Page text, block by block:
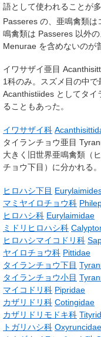
語として使われることが
Passeres の、亜鳴禽類は
鳴禽類は Passeres 以外
Menurae を含めないのが
イワサザイ亜目
1科のみ。スズメ目の中
Acanthistiides としてタイ
ることもあった。
イワサザイ科
タイランチョウ亜目
大きく旧世界亜鳴禽類（
チョウ下目）に分かれる。
ヒロハシ下目
マミヤイロチョウ科
ヒロハシ科 Eurylaimidae
ミドリヒロハシ科
ヒロハシマイコドリ科
ヤイロチョウ科 Pittidae
タイランチョウ下目
タイランチョウ小目
マイコドリ科 Pipridae
カザリドリ科 Cotingidae
カザリドリモドキ科
トガリハシ科 Oxyruncidae